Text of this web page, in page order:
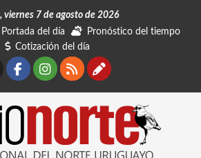
viernes 7 de agosto de 2026
Portada del día
Pronóstico del tiempo
Cotización del día
Facebook
Instagram
RSSContáctanos